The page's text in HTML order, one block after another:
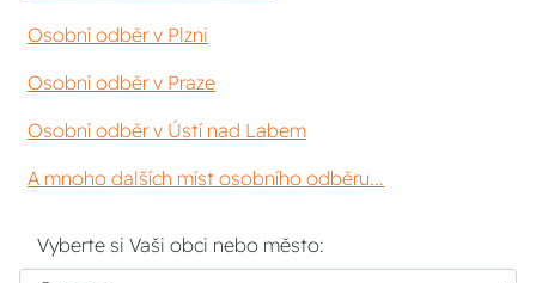
Osobní odběr v Plzni
Osobní odběr v Praze
Osobní odběr v Ústí nad Labem
A mnoho dalších míst osobního odběru...
Vyberte si Vaši obci nebo město: